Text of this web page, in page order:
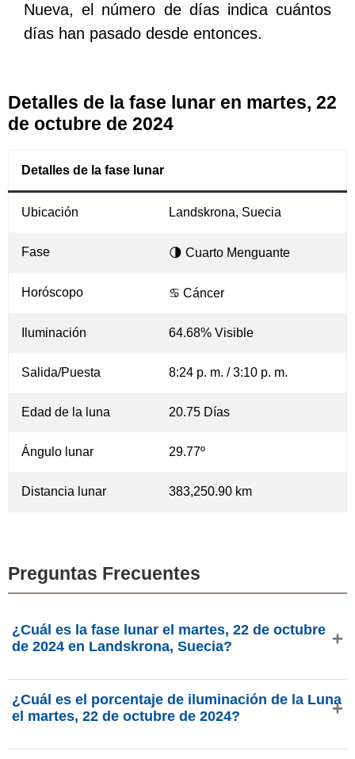
Nueva, el número de días indica cuántos
días han pasado desde entonces.
Detalles de la fase lunar en martes, 22
de octubre de 2024
Detalles de la fase lunar
Ubicación Landskrona, Suecia
Fase 🌗 Cuarto Menguante
Horóscopo ♋ Cáncer
Iluminación 64.68% Visible
Salida/Puesta 8:24 p. m. / 3:10 p. m.
Edad de la luna 20.75 Días
Ángulo lunar 29.77º
Distancia lunar 383,250.90 km
Preguntas Frecuentes
¿Cuál es la fase lunar el martes, 22 de octubre
de 2024 en Landskrona, Suecia?
la Luna está en la fase Cuarto Menguante con 64.68% de
iluminación, tiene 20.75 días de edad y se encuentra en la
¿Cuál es el porcentaje de iluminación de la Luna
el martes, 22 de octubre de 2024?